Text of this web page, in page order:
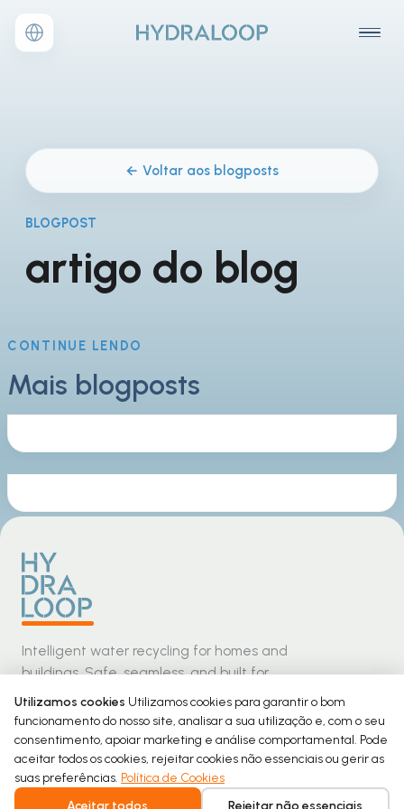
← Voltar aos blogposts
BLOGPOST
artigo do blog
CONTINUE LENDO
Mais blogposts
Intelligent water recycling for homes and
buildings. Safe, seamless, and built for
everyday comfort.
Copyright © 2026 Hydraloop. Todos os direitos reservados.
Utilizamos cookies Utilizamos cookies para garantir o bom
funcionamento do nosso site, analisar a sua utilização e, com o seu
consentimento, apoiar marketing e análise comportamental. Pode
aceitar todos os cookies, rejeitar cookies não essenciais ou gerir as
suas preferências. Política de Cookies
Aceitar todos
Rejeitar não essenciais